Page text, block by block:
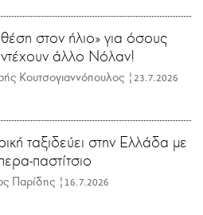
στον ήλιο» για όσους
άλλο Νόλαν!
Κουτσογιαννόπουλος | 23.7.2026
ταξιδεύει στην Ελλάδα με
παστίτσιο
Παρίδης | 16.7.2026